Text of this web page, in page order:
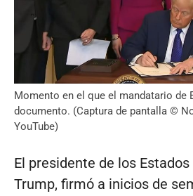
Momento en el que el mandatario de
documento. (Captura de pantalla ©
YouTube)
El presidente de los
Trump, firmó a inicios de